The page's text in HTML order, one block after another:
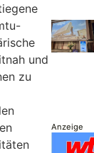
und
zu
Anzeige